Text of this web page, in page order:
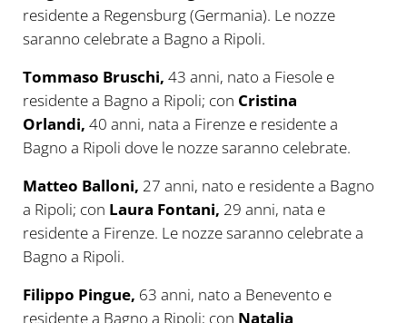
residente a Regensburg (Germania). Le nozze
saranno celebrate a Bagno a Ripoli.
Tommaso Bruschi, 43 anni, nato a Fiesole e
residente a Bagno a Ripoli; con Cristina
Orlandi, 40 anni, nata a Firenze e residente a
Bagno a Ripoli dove le nozze saranno celebrate.
Matteo Balloni, 27 anni, nato e residente a Bagno
a Ripoli; con Laura Fontani, 29 anni, nata e
residente a Firenze. Le nozze saranno celebrate a
Bagno a Ripoli.
Filippo Pingue, 63 anni, nato a Benevento e
residente a Bagno a Ripoli; con Natalia